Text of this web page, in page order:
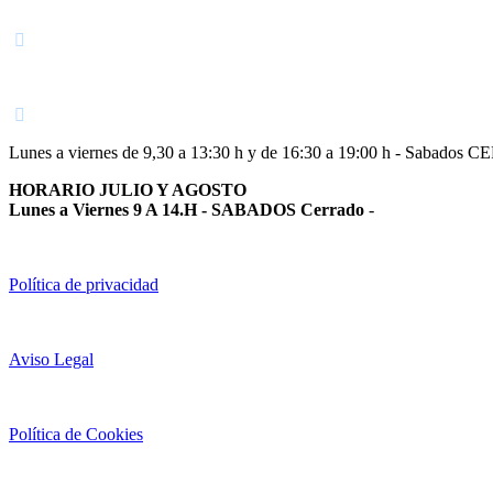
Lunes a viernes de 9,30 a 13:30 h y de 16:30 a 19:00 h - Sabados
HORARIO JULIO Y AGOSTO
Lunes a Viernes 9 A 14.H - SABADOS Cerrado -
Política de privacidad
Aviso Legal
Política de Cookies